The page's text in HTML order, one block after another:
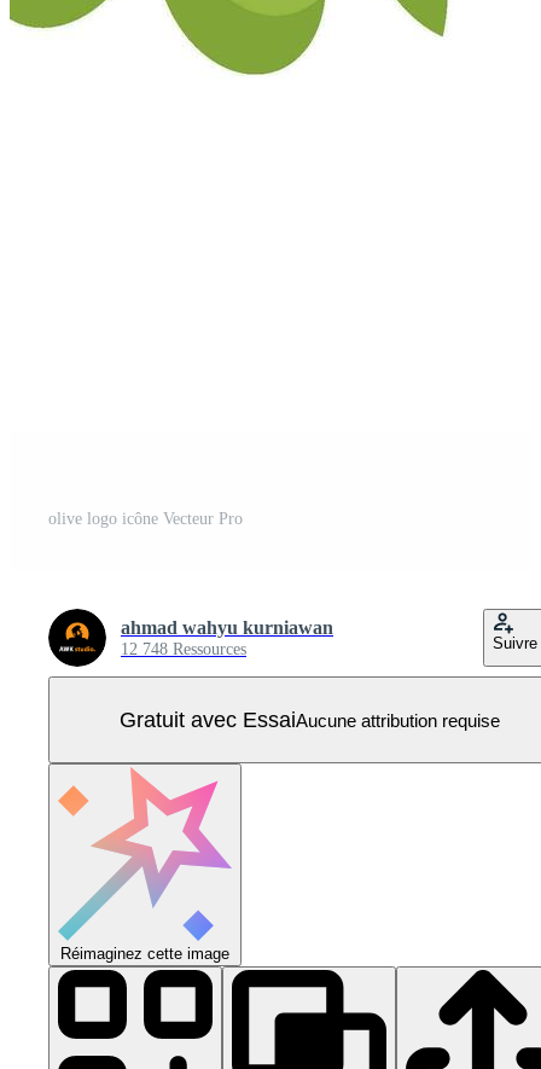
olive logo icône Vecteur Pro
ahmad wahyu kurniawan
12 748 Ressources Suivre
Gratuit avec EssaiAucune attribution requise
Réimaginez cette image